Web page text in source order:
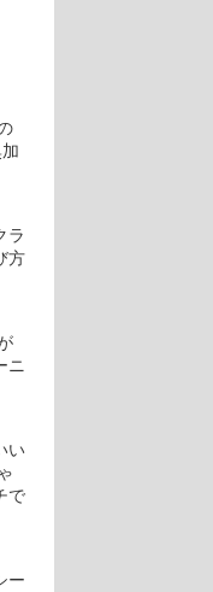
ラ
方
ニ
い
で
ー